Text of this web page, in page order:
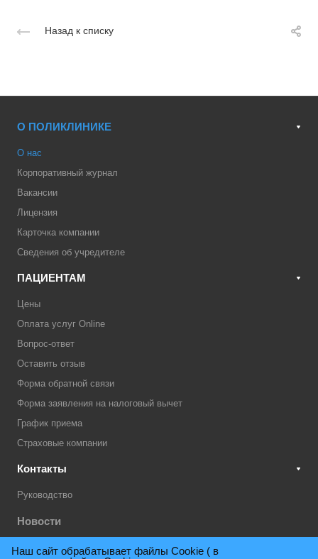
Назад к списку
О ПОЛИКЛИНИКЕ
О нас
Корпоративный журнал
Вакансии
Лицензия
Карточка компании
Сведения об учредителе
ПАЦИЕНТАМ
Цены
Оплата услуг Online
Вопрос-ответ
Оставить отзыв
Форма обратной связи
Форма заявления на налоговый вычет
График приема
Страховые компании
Контакты
Руководство
Новости
Наш сайт обрабатывает файлы Cookie ( в